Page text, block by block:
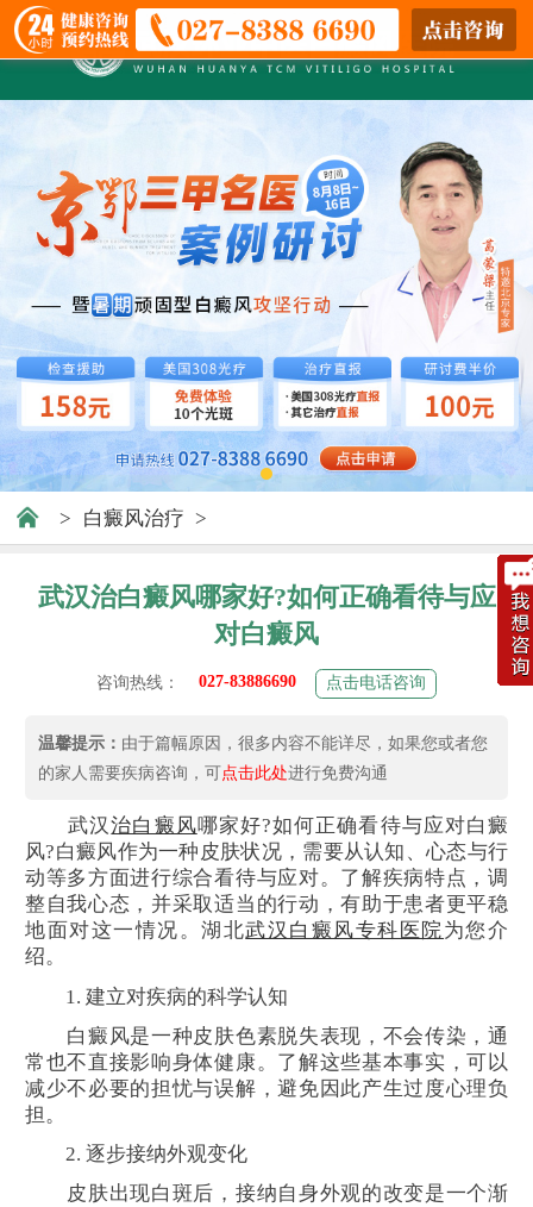
> 白癜风治疗 >
武汉治白癜风哪家好?如何正确看待与应
对白癜风
咨询热线： 027-83886690 点击电话咨询
温馨提示： 由于篇幅原因，很多内容不能详尽，如果您或者您
的家人需要疾病咨询，可点击此处进行免费沟通
武汉治白癜风哪家好?如何正确看待与应对白癜
风?白癜风作为一种皮肤状况，需要从认知、心态与行
动等多方面进行综合看待与应对。了解疾病特点，调
整自我心态，并采取适当的行动，有助于患者更平稳
地面对这一情况。湖北武汉白癜风专科医院为您介
绍。
1. 建立对疾病的科学认知
白癜风是一种皮肤色素脱失表现，不会传染，通
常也不直接影响身体健康。了解这些基本事实，可以
减少不必要的担忧与误解，避免因此产生过度心理负
担。
2. 逐步接纳外观变化
皮肤出现白斑后，接纳自身外观的改变是一个渐